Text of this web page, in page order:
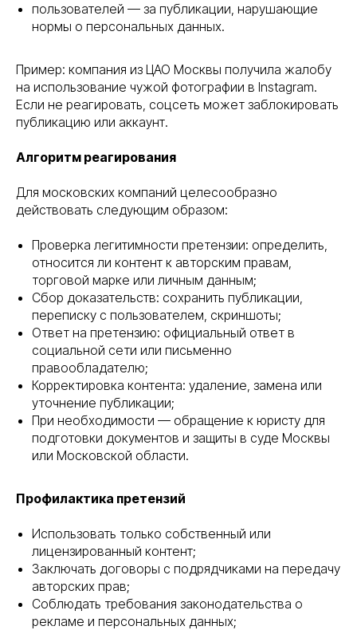
пользователей — за публикации, нарушающие
нормы о персональных данных.
Пример: компания из ЦАО Москвы получила жалобу
на использование чужой фотографии в Instagram.
Если не реагировать, соцсеть может заблокировать
публикацию или аккаунт.
Алгоритм реагирования
Для московских компаний целесообразно
действовать следующим образом:
Проверка легитимности претензии: определить,
относится ли контент к авторским правам,
торговой марке или личным данным;
Сбор доказательств: сохранить публикации,
переписку с пользователем, скриншоты;
Ответ на претензию: официальный ответ в
социальной сети или письменно
правообладателю;
Корректировка контента: удаление, замена или
уточнение публикации;
При необходимости — обращение к юристу для
подготовки документов и защиты в суде Москвы
или Московской области.
Профилактика претензий
Использовать только собственный или
лицензированный контент;
Заключать договоры с подрядчиками на передачу
авторских прав;
Соблюдать требования законодательства о
рекламе и персональных данных;